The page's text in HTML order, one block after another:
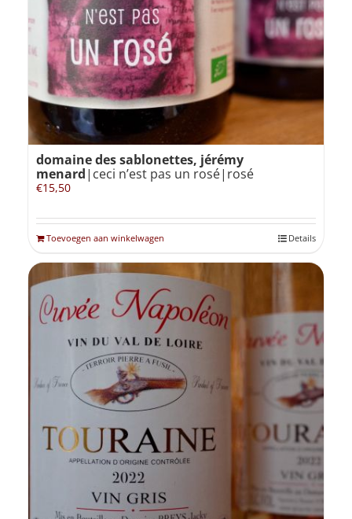
domaine des sablonettes, jérémy
menard|ceci n’est pas un rosé|rosé
€15,50
Toevoegen aan winkelwagen Details